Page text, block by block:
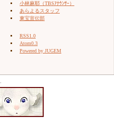
小林麻耶（TBSｱﾅｳﾝｻｰ）
あらよるスタッフ
東宝宣伝部
RSS1.0
Atom0.3
Powered by JUGEM